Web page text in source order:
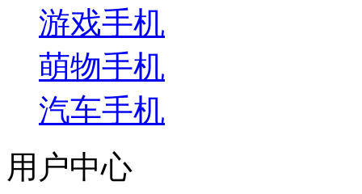
游戏手机
萌物手机
汽车手机
用户中心